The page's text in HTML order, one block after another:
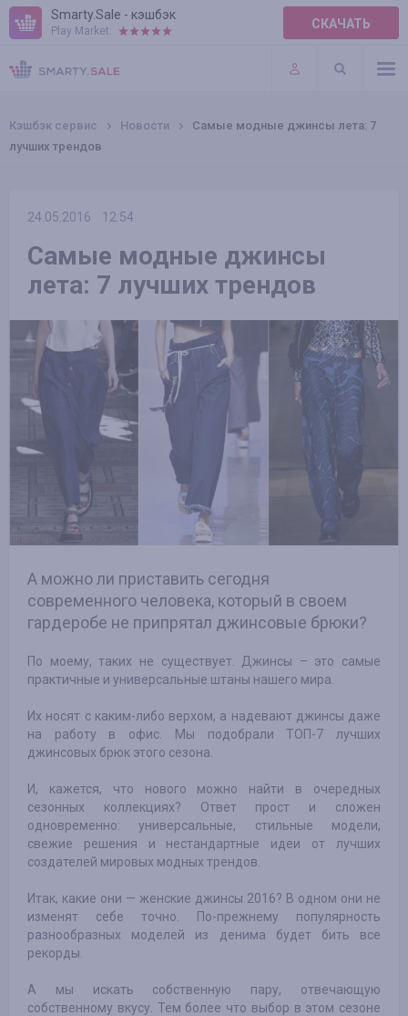
Smarty.Sale - кэшбэк
Play Market: СКАЧАТЬ
ПРАВИЛА
ПЛАГИНЫ
Кэшбэк сервис Новости
Самые модные джинсы лета: 7
лучших трендов
24.05.2016 12:54
Самые модные джинсы
лета: 7 лучших трендов
А можно ли приставить сегодня
современного человека, который в своем
гардеробе не припрятал джинсовые брюки?
По моему, таких не существует. Джинсы – это самые
практичные и универсальные штаны нашего мира.
Их носят с каким-либо верхом, а надевают джинсы даже
на работу в офис. Мы подобрали ТОП-7 лучших
джинсовых брюк этого сезона.
И, кажется, что нового можно найти в очередных
сезонных коллекциях? Ответ прост и сложен
одновременно: универсальные, стильные модели,
свежие решения и нестандартные идеи от лучших
создателей мировых модных трендов.
Итак, какие они — женские джинсы 2016? В одном они не
изменят себе точно. По-прежнему популярность
разнообразных моделей из денима будет бить все
рекорды.
А мы искать собственную пару, отвечающую
собственному вкусу. Тем более что выбор в этом сезоне